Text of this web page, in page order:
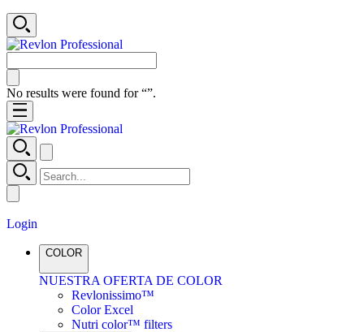
No results were found for “”.
Login
COLOR
NUESTRA OFERTA DE COLOR
Revlonissimo™
Color Excel
Nutri color™ filters